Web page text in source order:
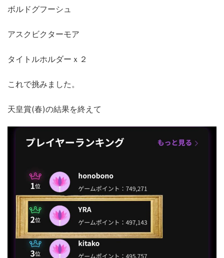
ボルドグフーシュ
アスクビクターモア
タイトルホルダーｘ２
これで挑みました。
天皇賞(春)の結果を終えて